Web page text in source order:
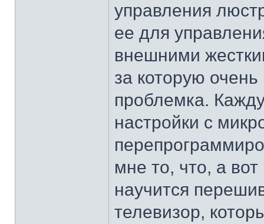
управления
ее для
внешними
за которую
проблемка.
настройки с
мне то, что, а
научится
телевизор,